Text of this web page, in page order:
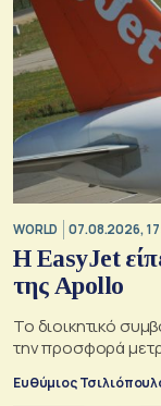
WORLD 07.08.2026,
Η EasyJet
της Apollo
Το διοικητικό
την προσφορά
Ευθύμιος